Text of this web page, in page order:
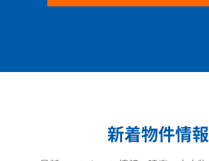
新着物件情報